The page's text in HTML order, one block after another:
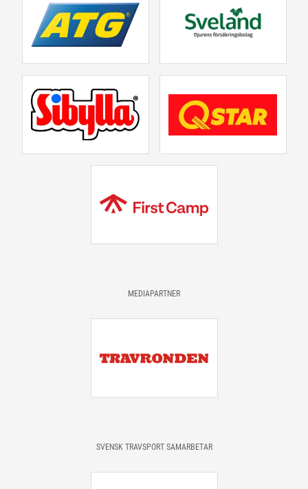
MEDIAPARTNER
SVENSK TRAVSPORT SAMARBETAR